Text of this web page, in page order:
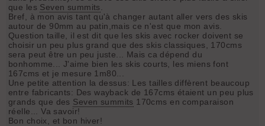
que les Seven summits
Bref, à mon avis tant qu'à changer autant aller vers des skis
autour de 90mm au patin,mais ce n'est que mon avis.
Question taille, il est dit que les skis avec rocker doivent se
choisir un peu plus grand que des skis classiques, 170cms
sera peut être un peu juste... Mais ca dépend du
bonhomme... J'aime bien les skis courts, les miens font
167cms et je mesure 1m80...
Une petite attention la dessus: Les tailles diffèrent beaucoup
entre fabricants: Des wayback de 167cms étaient un peu plus
grands que des Seven summits 170cms en comparaison
réelle... Va savoir!
Bon choix, et bon hiver!